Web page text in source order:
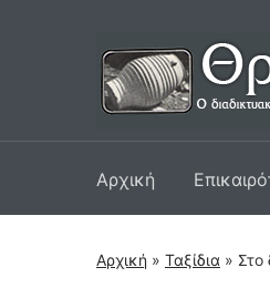
Αρχική
Αρχική » Ταξίδια » Στο